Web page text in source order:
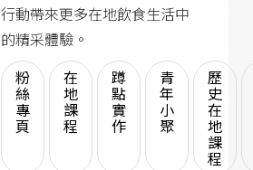
行動帶來更多在地飲食生活中
的精采體驗。
粉
絲
專
頁
在
地
課
程
蹲
點
實
作
青
年
小
聚
歷
史
在
地
課
程